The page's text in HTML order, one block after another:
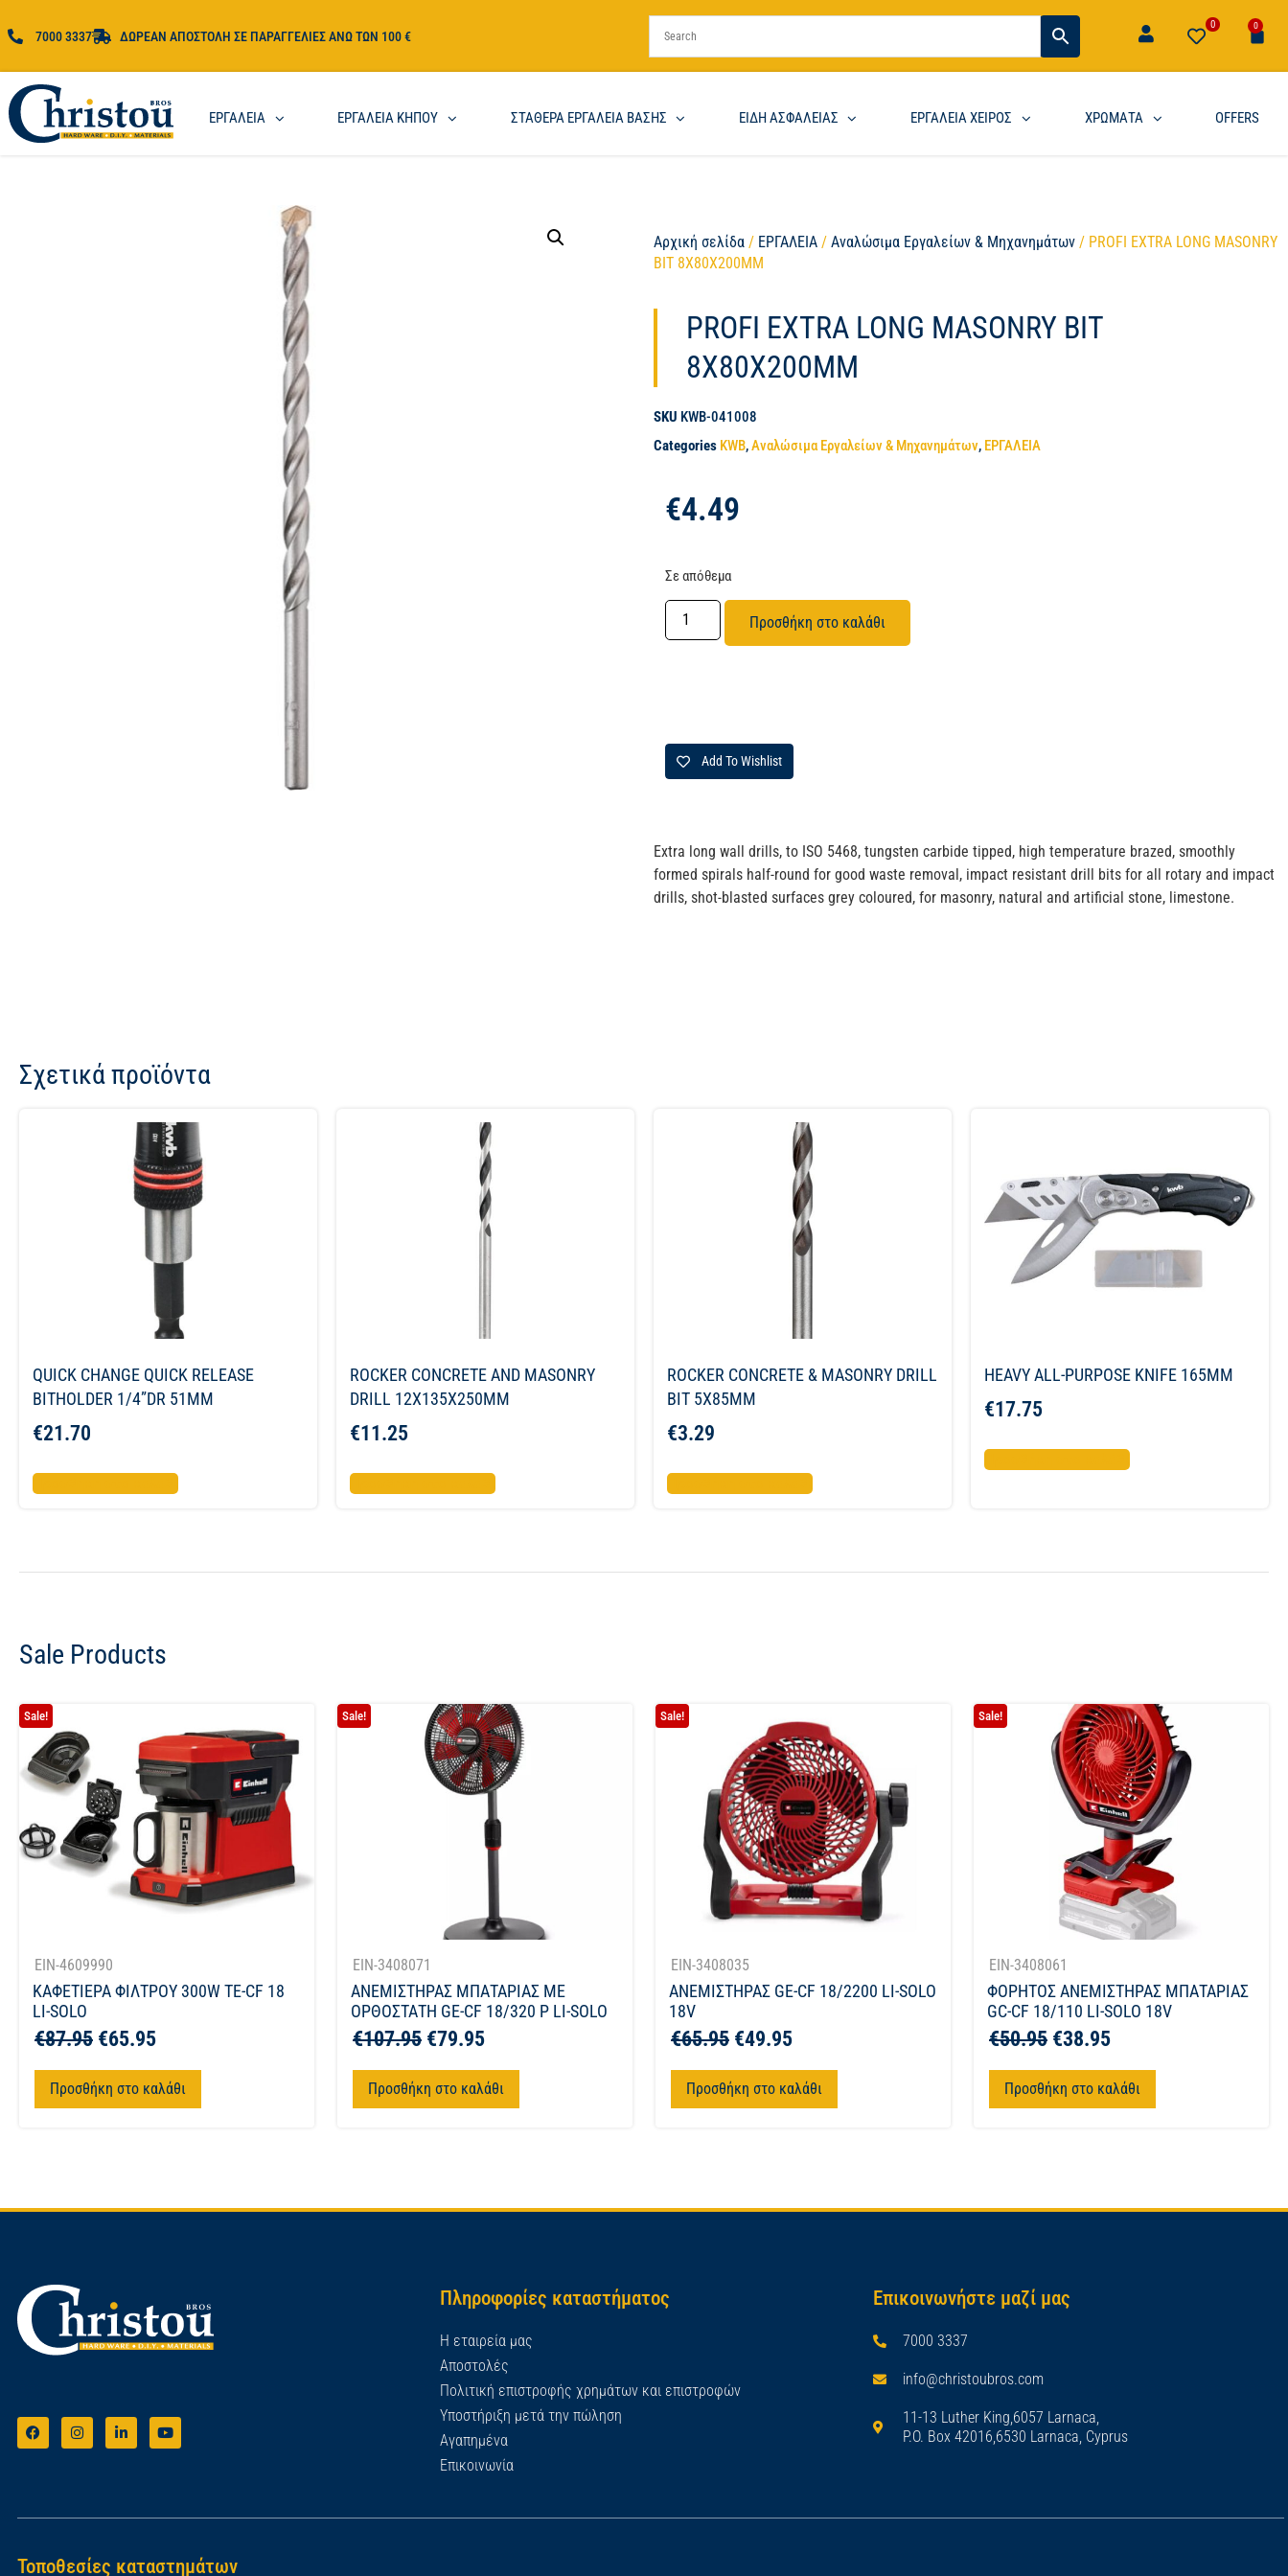
7000 3337 ΔΩΡΕΑΝ ΑΠΟΣΤΟΛΗ ΣΕ ΠΑΡΑΓΓΕΛΙΕΣ ΑΝΩ ΤΩΝ 100 €
0 0
ΕΡΓΑΛΕΙΑ ΕΡΓΑΛΕΙΑ ΚΗΠΟΥ ΣΤΑΘΕΡΑ ΕΡΓΑΛΕΙΑ ΒΑΣΗΣ ΕΙΔΗ ΑΣΦΑΛΕΙΑΣ ΕΡΓΑΛΕΙΑ ΧΕΙΡΟΣ ΧΡΩΜΑΤΑ OFFERS
Αρχική σελίδα / ΕΡΓΑΛΕΙΑ /Αναλώσιμα Εργαλείων & Μηχανημάτων / PROFI EXTRA LONG MASONRY
BIT 8X80X200MM
PROFI EXTRA LONG MASONRY BIT
8X80X200MM
SKU KWB-041008
Categories KWB,Αναλώσιμα Εργαλείων & Μηχανημάτων, ΕΡΓΑΛΕΙΑ
€4.49
Σε απόθεμα
Προσθήκη στο καλάθι
Add To Wishlist
Extra long wall drills, to ISO 5468, tungsten carbide tipped, high temperature brazed, smoothly
formed spirals half-round for good waste removal, impact resistant drill bits for all rotary and impact
drills, shot-blasted surfaces grey coloured, for masonry, natural and artificial stone, limestone.
Σχετικά προϊόντα
QUICK CHANGE QUICK RELEASE
BITHOLDER 1/4”DR 51ΜΜ
€21.70
ROCKER CONCRETE AND MASONRY
DRILL 12X135X250MM
€11.25
ROCKER CONCRETE & MASONRY DRILL
BIT 5X85MM
€3.29
HEAVY ALL-PURPOSE KNIFE 165MM
€17.75
Sale Products
Sale!
EIN-4609990
ΚΑΦΕΤΙΕΡΑ ΦΙΛΤΡΟΥ 300W TE-CF 18
LI-SOLO
€87.95 €65.95
Προσθήκη στο καλάθι
Sale!
EIN-3408071
ΑΝΕΜΙΣΤΗΡΑΣ ΜΠΑΤΑΡΙΑΣ ΜΕ
ΟΡΘΟΣΤΑΤΗ GE-CF 18/320 P LI-SOLO
€107.95 €79.95
Προσθήκη στο καλάθι
Sale!
EIN-3408035
ΑΝΕΜΙΣΤΗΡΑΣ GE-CF 18/2200 LI-SOLO
18V
€65.95 €49.95
Προσθήκη στο καλάθι
Sale!
EIN-3408061
ΦΟΡΗΤΟΣ ΑΝΕΜΙΣΤΗΡΑΣ ΜΠΑΤΑΡΙΑΣ
GC-CF 18/110 LI-SOLO 18V
€50.95 €38.95
Προσθήκη στο καλάθι
Πληροφορίες καταστήματος
Η εταιρεία μας
Αποστολές
Πολιτική επιστροφής χρημάτων και επιστροφών
Υποστήριξη μετά την πώληση
Αγαπημένα
Επικοινωνία
Επικοινωνήστε μαζί μας
7000 3337
info@christoubros.com
11-13 Luther King,6057 Larnaca,
P.O. Box 42016,6530 Larnaca, Cyprus
Τοποθεσίες καταστημάτων